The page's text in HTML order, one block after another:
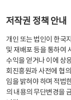
저작권 정책 안내
개인 또는 법인이 한국
및 재배포 등을 통하여
수익을 얻거나 이에 상
회진흥원과 사전에 협
임을 밝혀야 하며 적법
의 내용의 무단변경을